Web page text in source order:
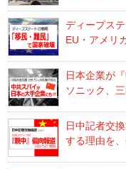
ディープス
EU・アメリ
日本企業が
ソニック、
日中記者交
する理由を